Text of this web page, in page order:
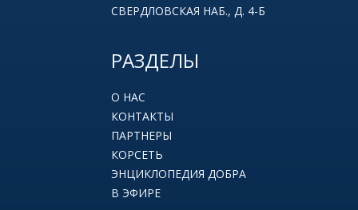
СВЕРДЛОВСКАЯ НАБ., Д. 4-Б
РАЗДЕЛЫ
О НАС
КОНТАКТЫ
ПАРТНЕРЫ
КОРСЕТЬ
ЭНЦИКЛОПЕДИЯ ДОБРА
В ЭФИРЕ